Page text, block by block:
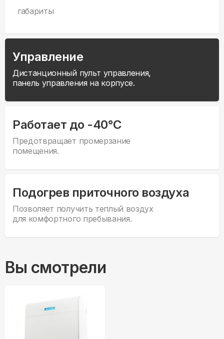
габариты
Управление
Дистанционный пульт управления,
панель управления на корпусе.
Работает до -40°С
Предотвращает промерзание
помещения.
Подогрев приточного воздуха
Позволяет получить теплый воздух
для комфортного пребывания.
Вы смотрели